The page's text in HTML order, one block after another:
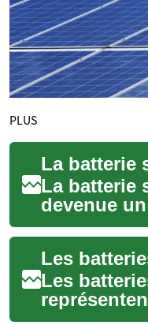
PLUS
La batterie
devenue
le domaine
solution
Les